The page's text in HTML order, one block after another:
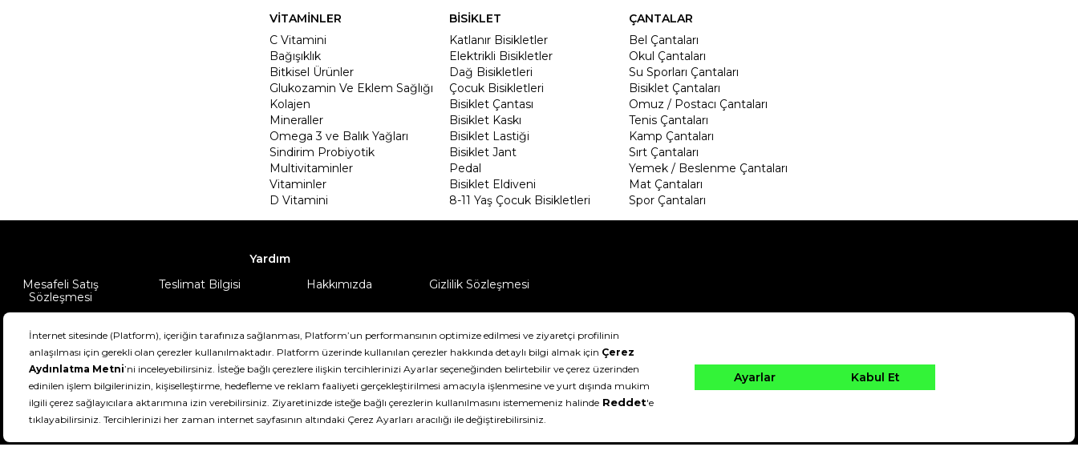
VİTAMİNLER
C Vitamini
Bağışıklık
Bitkisel Ürünler
Glukozamin Ve Eklem Sağlığı
Kolajen
Mineraller
Omega 3 ve Balık Yağları
Sindirim Probiyotik
Multivitaminler
Vitaminler
D Vitamini
BİSİKLET
Katlanır Bisikletler
Elektrikli Bisikletler
Dağ Bisikletleri
Çocuk Bisikletleri
Bisiklet Çantası
Bisiklet Kaskı
Bisiklet Lastiği
Bisiklet Jant
Pedal
Bisiklet Eldiveni
8-11 Yaş Çocuk Bisikletleri
ÇANTALAR
Bel Çantaları
Okul Çantaları
Su Sporları Çantaları
Bisiklet Çantaları
Omuz / Postacı Çantaları
Tenis Çantaları
Kamp Çantaları
Sırt Çantaları
Yemek / Beslenme Çantaları
Mat Çantaları
Spor Çantaları
Yardım
Mesafeli Satış
Sözleşmesi
Teslimat Bilgisi Hakkımızda Gizlilik Sözleşmesi
DeFactoFIT ©️ 2022-2026. Tüm hakları saklıdır.